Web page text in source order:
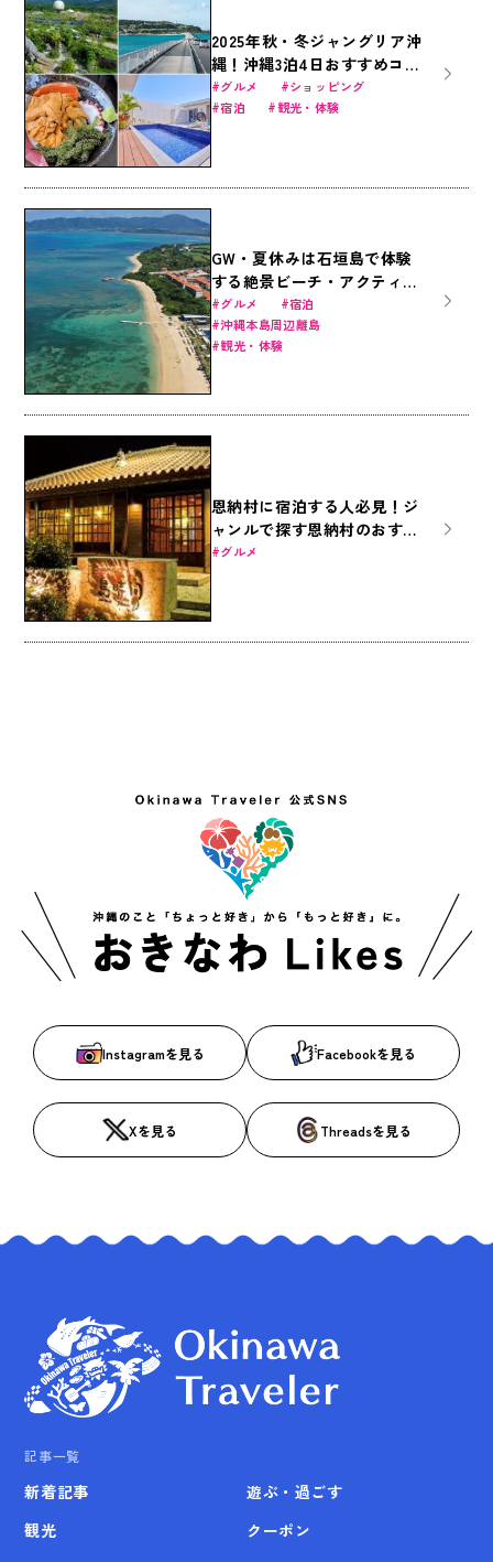
2025年秋・冬ジャングリア沖
縄！沖縄3泊4日おすすめコー
ス｜沖縄美ら海水族館・ジャ
ングリア沖縄・国際通りを遊
グルメ
ショッピング
宿泊
観光・体験
GW・夏休みは石垣島で体験
する絶景ビーチ・アクティビ
ティ・おススメホテルの魅力
を大公開！
グルメ
宿泊
沖縄本島周辺離島
観光・体験
恩納村に宿泊する人必見！ジ
ャンルで探す恩納村のおすす
め居酒屋11選
グルメ
Instagramを見る Facebookを見る
Xを見る Threadsを見る
記事一覧
新着記事
観光
遊ぶ・過ごす
クーポン